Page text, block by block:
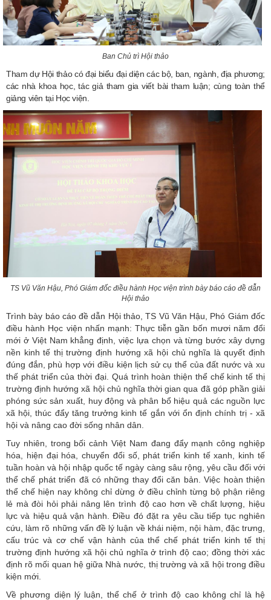
Ban Chủ trì Hội thảo
Tham dự Hội thảo có đại biểu đại diện các bộ, ban, ngành, địa phương;
các nhà khoa học, tác giả tham gia viết bài tham luận; cùng toàn thể
giảng viên tại Học viện.
TS Vũ Văn Hậu, Phó Giám đốc điều hành Học viện trình bày báo cáo đề dẫn
Hội thảo
Trình bày báo cáo đề dẫn Hội thảo, TS Vũ Văn Hậu, Phó Giám đốc
điều hành Học viện nhấn mạnh: Thực tiễn gần bốn mươi năm đổi
mới ở Việt Nam khẳng định, việc lựa chọn và từng bước xây dựng
nền kinh tế thị trường định hướng xã hội chủ nghĩa là quyết định
đúng đắn, phù hợp với điều kiện lịch sử cụ thể của đất nước và xu
thế phát triển của thời đại. Quá trình hoàn thiện thể chế kinh tế thị
trường định hướng xã hội chủ nghĩa thời gian qua đã góp phần giải
phóng sức sản xuất, huy động và phân bổ hiệu quả các nguồn lực
xã hội, thúc đẩy tăng trưởng kinh tế gắn với ổn định chính trị - xã
hội và nâng cao đời sống nhân dân.
Tuy nhiên, trong bối cảnh Việt Nam đang đẩy mạnh công nghiệp
hóa, hiện đại hóa, chuyển đổi số, phát triển kinh tế xanh, kinh tế
tuần hoàn và hội nhập quốc tế ngày càng sâu rộng, yêu cầu đối với
thể chế phát triển đã có những thay đổi căn bản. Việc hoàn thiện
thể chế hiện nay không chỉ dừng ở điều chỉnh từng bộ phận riêng
lẻ mà đòi hỏi phải nâng lên trình độ cao hơn về chất lượng, hiệu
lực và hiệu quả vận hành. Điều đó đặt ra yêu cầu tiếp tục nghiên
cứu, làm rõ những vấn đề lý luận về khái niệm, nội hàm, đặc trưng,
cấu trúc và cơ chế vận hành của thể chế phát triển kinh tế thị
trường định hướng xã hội chủ nghĩa ở trình độ cao; đồng thời xác
định rõ mối quan hệ giữa Nhà nước, thị trường và xã hội trong điều
kiện mới.
Về phương diện lý luận, thể chế ở trình độ cao không chỉ là hệ